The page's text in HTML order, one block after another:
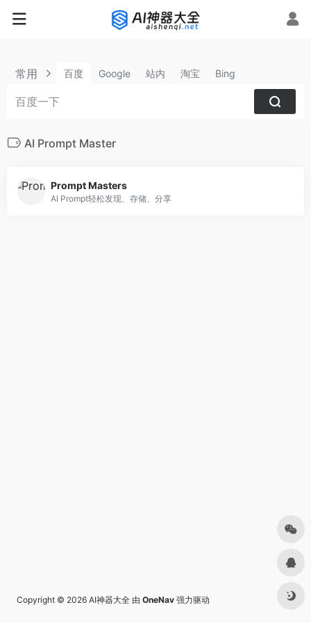
常用 百度 Google 站内 淘宝 Bing
AI Prompt Master
Prompt Masters
AI Prompt轻松发现、存储、分享
Copyright © 2026 AI神器大全 由 OneNav 强力驱动